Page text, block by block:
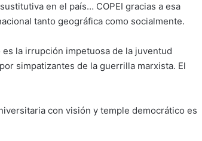
en el país… COPEI gracias a esa
tanto geográfica como socialmente.
la irrupción impetuosa de la juventud
simpatizantes de la guerrilla marxista. El
con visión y temple democrático es